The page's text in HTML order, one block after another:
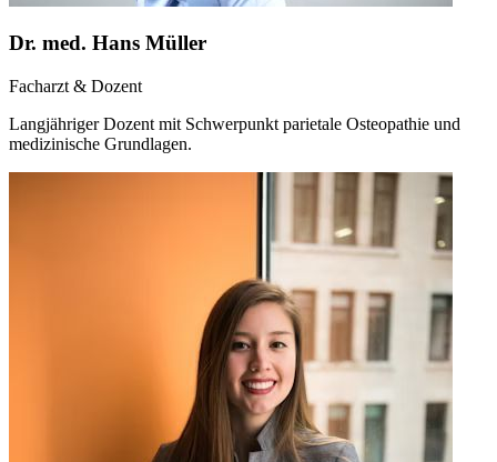
Dr. med. Hans Müller
Facharzt & Dozent
Langjähriger Dozent mit Schwerpunkt parietale Osteopathie und
medizinische Grundlagen.